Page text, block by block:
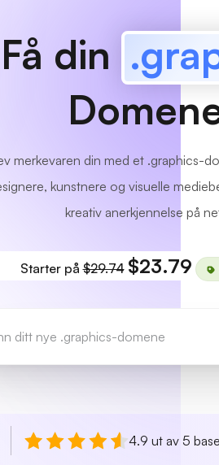
Få din
merkevaren din med et .graphics-
kunstnere og visuelle
kreativ anerkjennelse på
Starter på$29.74 $23.79
4.9 ut av 5